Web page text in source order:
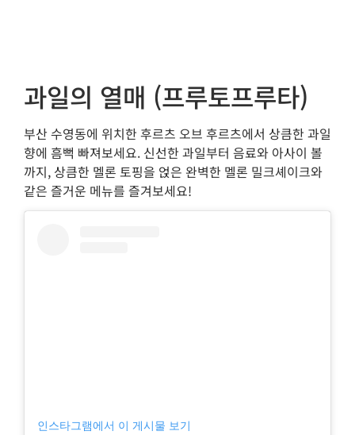
과일의 열매 (프루토프루타)
부산 수영동에 위치한 후르츠 오브 후르츠에서 상큼한 과일
향에 흠뻑 빠져보세요. 신선한 과일부터 음료와 아사이 볼
까지, 상큼한 멜론 토핑을 얹은 완벽한 멜론 밀크셰이크와
같은 즐거운 메뉴를 즐겨보세요!
인스타그램에서 이 게시물 보기